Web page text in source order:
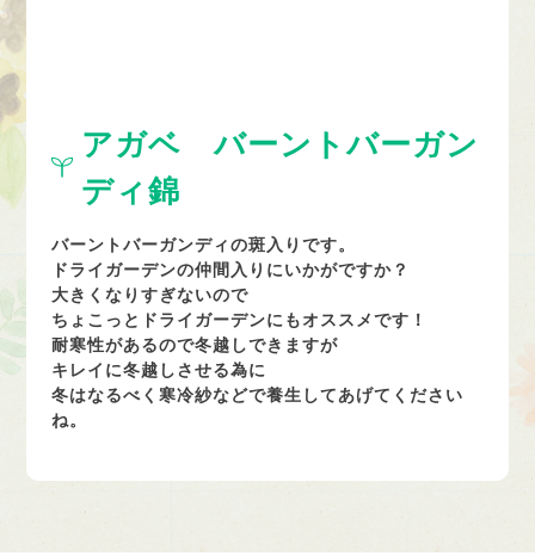
アガベ バーントバーガン
ディ錦
バーントバーガンディの斑入りです。
ドライガーデンの仲間入りにいかがですか？
大きくなりすぎないので
ちょこっとドライガーデンにもオススメです！
耐寒性があるので冬越しできますが
キレイに冬越しさせる為に
冬はなるべく寒冷紗などで養生してあげてください
ね。